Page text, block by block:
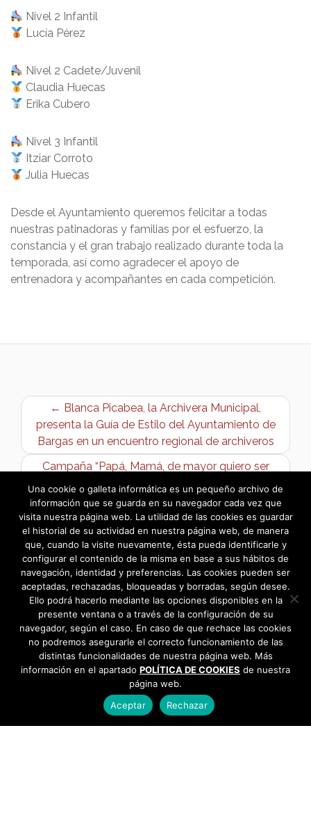
Nivel 2 Infantil
Lucía Pérez
Nivel 2 Cadete/Juvenil
Claudia Huecas
Erika Cubero
Nivel 3 Infantil
Itziar Corroto
Julia Huecas
Desde el Ayuntamiento queremos felicitar a todas
nuestras patinadoras y familias por el esfuerzo, la
constancia y el gran trabajo realizado durante toda la
temporada, así como agradecer el apoyo de
entrenadora y acompañantes en cada competición.
← Blanca Picabea, la Archivera Municipal,
presenta la Guía de Estilo del Ayuntamiento de
Bargas en un encuentro regional de archiveros
Campaña “Papá, Mamá, de mayor quiero ser
Policía” →
Una cookie o galleta informática es un pequeño archivo de
información que se guarda en su navegador cada vez que
visita nuestra página web. La utilidad de las cookies es guardar
el historial de su actividad en nuestra página web, de manera
que, cuando la visite nuevamente, ésta pueda identificarle y
configurar el contenido de la misma en base a sus hábitos de
navegación, identidad y preferencias. Las cookies pueden ser
aceptadas, rechazadas, bloqueadas y borradas, según desee.
Ello podrá hacerlo mediante las opciones disponibles en la
presente ventana o a través de la configuración de su
navegador, según el caso. En caso de que rechace las cookies
no podremos asegurarle el correcto funcionamiento de las
distintas funcionalidades de nuestra página web. Más
información en el apartado POLÍTICA DE COOKIES de nuestra
página web.
Aceptar
Rechazar